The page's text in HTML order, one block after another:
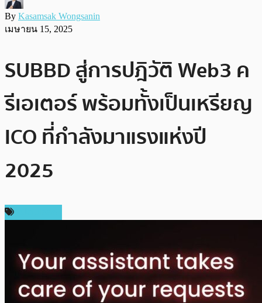
By Kasamsak Wongsanin
เมษายน 15, 2025
SUBBD สู่การปฎิวัติ Web3 ค
รีเอเตอร์ พร้อมทั้งเป็นเหรียญ
ICO ที่กำลังมาแรงแห่งปี
2025